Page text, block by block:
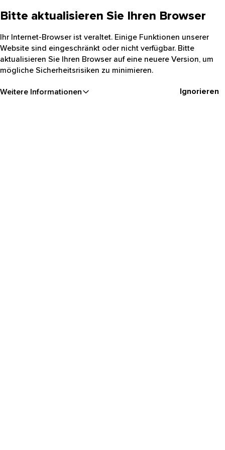
Bitte aktualisieren Sie Ihren Browser
Ihr Internet-Browser ist veraltet. Einige Funktionen unserer
Website sind eingeschränkt oder nicht verfügbar. Bitte
aktualisieren Sie Ihren Browser auf eine neuere Version, um
mögliche Sicherheitsrisiken zu minimieren.
Weitere Informationen Ignorieren